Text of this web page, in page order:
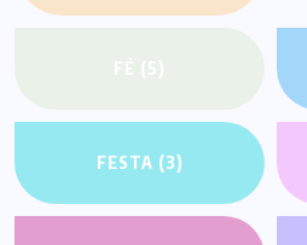
FESTA (3)